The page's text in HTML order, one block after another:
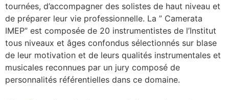
tournées, d’accompagner des solistes de haut niveau et
de préparer leur vie professionnelle. La ” Camerata
IMEP” est composée de 20 instrumentistes de l’Institut
tous niveaux et âges confondus sélectionnés sur blase
de leur motivation et de leurs qualités instrumentales et
musicales reconnues par un jury composé de
personnalités référentielles dans ce domaine.